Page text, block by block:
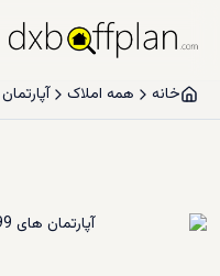
خانه همه املاک